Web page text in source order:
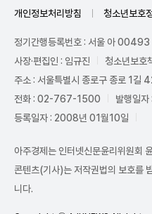
개인정보처리방침 청소년보호
정기간행등록번호 : 서울 아 00493
사장·편집인 : 임규진
청소년보호
주소 : 서울특별시 종로구 종로 1길
전화 : 02-767-1500
발행일
등록일자 : 2008년 01월10일
아주경제는 인터넷신문윤리위원회
콘텐츠(기사)는 저작권법의 보호를
니다.